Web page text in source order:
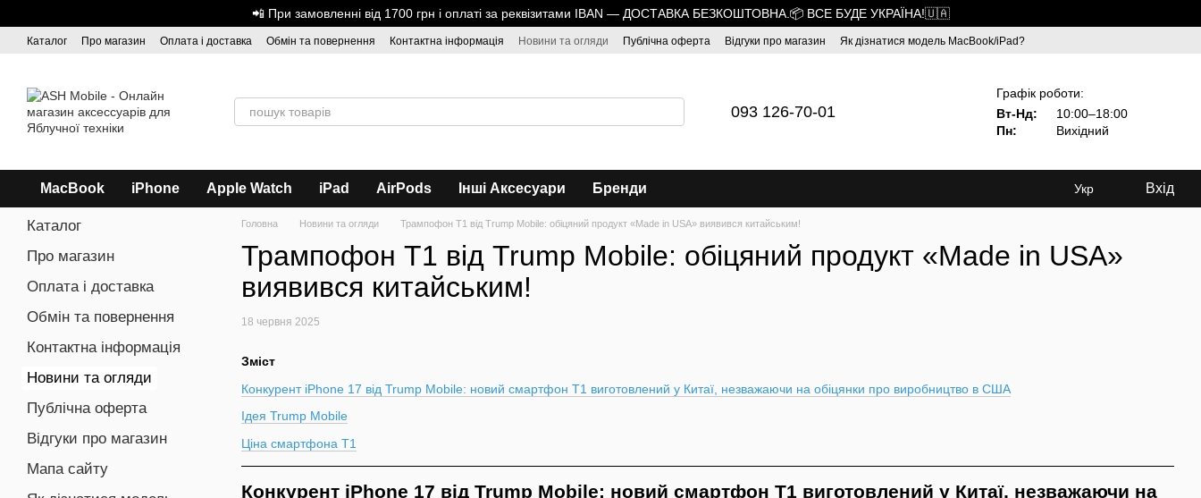
📲 При замовленні від 1700 грн і оплаті за реквізитами IBAN — ДОСТАВКА БЕЗКОШТОВНА.📦 ВСЕ БУДЕ УКРАЇНА!🇺🇦
Каталог Про магазин Оплата і доставка Обмін та повернення Контактна інформація Новини та огляди Публічна оферта Відгуки про магазин
Як дізнатися модель MacBook/iPad?
093 126-70-01
Графік роботи:
Вт-Нд:
10:00–18:00
Пн:
Вихідний
MacBook iPhone Apple Watch iPad AirPods Інші Аксесуари Бренди Укр Вхід
Головна Новини та огляди Трампофон T1 від Trump Mobile: обіцяний продукт «Made in USA» виявився китайським!
Трампофон T1 від Trump Mobile: обіцяний продукт «Made in USA»
виявився китайським!
18 червня 2025
Зміст
Конкурент iPhone 17 від Trump Mobile: новий смартфон T1 виготовлений у Китаї, незважаючи на обіцянки про виробництво в США
Ідея Trump Mobile
Ціна смартфона T1
Конкурент iPhone 17 від Trump Mobile: новий смартфон T1 виготовлений у Китаї, незважаючи на
Каталог
Про магазин
Оплата і доставка
Обмін та повернення
Контактна інформація
Новини та огляди
Публічна оферта
Відгуки про магазин
Мапа сайту